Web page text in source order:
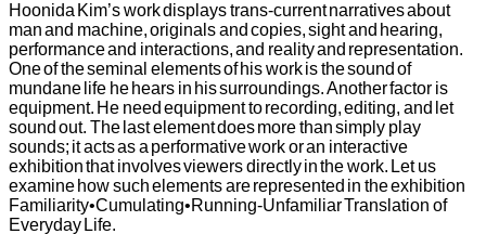
Hoonida Kim’s work displays trans-current narratives about
man and machine, originals and copies, sight and hearing,
performance and interactions, and reality and representation.
One of the seminal elements of his work is the sound of
mundane life he hears in his surroundings. Another factor is
equipment. He need equipment to recording, editing, and let
sound out. The last element does more than simply play
sounds; it acts as a performative work or an interactive
exhibition that involves viewers directly in the work. Let us
examine how such elements are represented in the exhibition
Familiarity•Cumulating•Running-Unfamiliar Translation of
Everyday Life.